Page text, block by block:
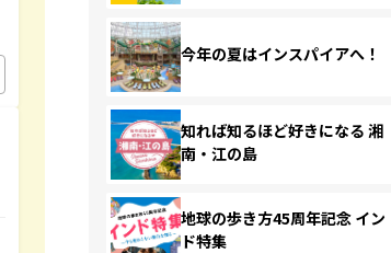
今年の夏はインスパイアへ！
知れば知るほど好きになる 湘
南・江の島
地球の歩き方45周年記念 イン
ド特集